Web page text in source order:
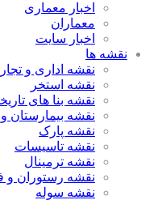
اخبار معماری
معماران
اخبار سایت
نقشه ها
نقشه اداری و
نقشه استخر
نقشه بنا های
نقشه بیمارستان و
نقشه پارک
نقشه تاسیسات
نقشه ترمینال
نقشه رستوران
نقشه سوله